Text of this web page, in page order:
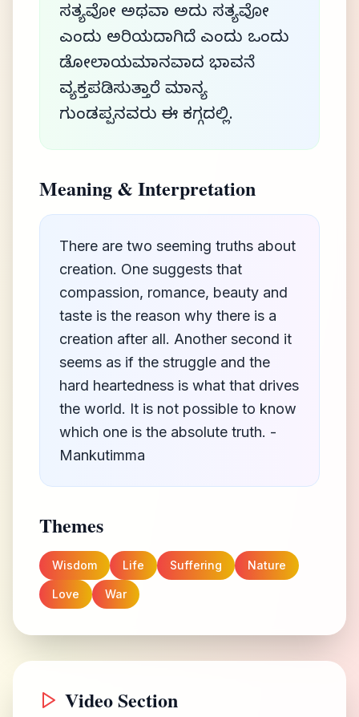
ಸತ್ಯವೋ ಅಥವಾ ಅದು ಸತ್ಯವೋ
ಎಂದು ಅರಿಯದಾಗಿದೆ ಎಂದು ಒಂದು
ಡೋಲಾಯಮಾನವಾದ ಭಾವನೆ
ವ್ಯಕ್ತಪಡಿಸುತ್ತಾರೆ ಮಾನ್ಯ
ಗುಂಡಪ್ಪನವರು ಈ ಕಗ್ಗದಲ್ಲಿ.
Meaning & Interpretation
There are two seeming truths about
creation. One suggests that
compassion, romance, beauty and
taste is the reason why there is a
creation after all. Another second it
seems as if the struggle and the
hard heartedness is what that drives
the world. It is not possible to know
which one is the absolute truth. -
Mankutimma
Themes
Wisdom Life Suffering Nature
Love War
Video Section